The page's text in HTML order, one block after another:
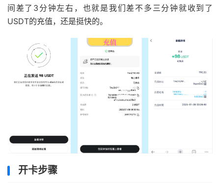
间差了3分钟左右，也就是我们差不多三分钟就收到了
USDT的充值，还是挺快的。
开卡步骤